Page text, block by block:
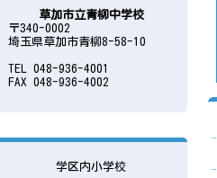
草加市立青柳中学校
〒340-0002
埼玉県草加市青柳8-58-10
TEL 048-936-4001
FAX 048-936-4002
学区内小学校